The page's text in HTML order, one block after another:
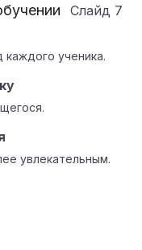
Слайд 7
ученика.
увлекательным.